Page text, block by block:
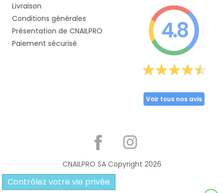
Livraison
Conditions générales
Présentation de CNAILPRO
Paiement sécurisé
4.8
Voir tous nos avis
CNAILPRO SA Copyright 2026
Contrôlez votre vie privée